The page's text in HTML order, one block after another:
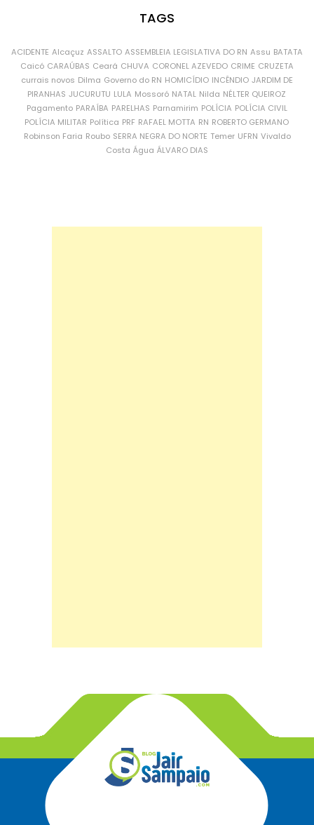
TAGS
ACIDENTE Alcaçuz ASSALTO ASSEMBLEIA LEGISLATIVA DO RN Assu BATATA
Caicó CARAÚBAS Ceará CHUVA CORONEL AZEVEDO CRIME CRUZETA
currais novos Dilma Governo do RN HOMICÍDIO INCÊNDIO JARDIM DE
PIRANHAS JUCURUTU LULA Mossoró NATAL Nilda NÉLTER QUEIROZ
Pagamento PARAÍBA PARELHAS Parnamirim POLÍCIA POLÍCIA CIVIL
POLÍCIA MILITAR Política PRF RAFAEL MOTTA RN ROBERTO GERMANO
Robinson Faria Roubo SERRA NEGRA DO NORTE Temer UFRN Vivaldo
Costa Água ÁLVARO DIAS